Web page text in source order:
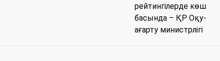
рейтингілерде көш
басында – ҚР Оқу-
ағарту министрлігі